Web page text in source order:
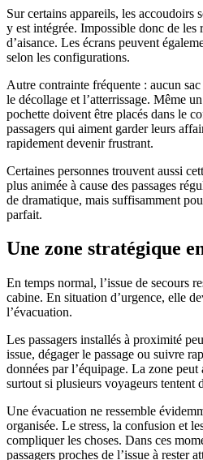
Sur certains appareils, les accoudoirs
y est intégrée. Impossible donc de les
d’aisance. Les écrans peuvent
selon les configurations.
Autre contrainte fréquente : aucun
le décollage et l’atterrissage. Même
pochette doivent être placés dans le
passagers qui aiment garder leurs
rapidement devenir frustrant.
Certaines personnes trouvent aussi
plus animée à cause des passages
de dramatique, mais suffisamment
parfait.
Une zone stratégique
En temps normal, l’issue de secours
cabine. En situation d’urgence, elle
l’évacuation.
Les passagers installés à proximité
issue, dégager le passage ou suivre
données par l’équipage. La zone
surtout si plusieurs voyageurs tentent
Une évacuation ne ressemble
organisée. Le stress, la confusion et
compliquer les choses. Dans ces
passagers proches de l’issue à rester